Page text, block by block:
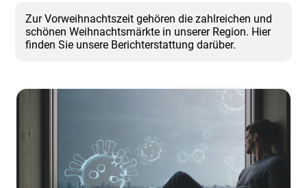
Zur Vorweihnachtszeit gehören die zahlreichen und
schönen Weihnachtsmärkte in unserer Region. Hier
finden Sie unsere Berichterstattung darüber.